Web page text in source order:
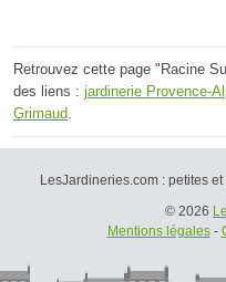
Retrouvez cette page "Racine
des liens : jardinerie Provence-
Grimaud.
LesJardineries.com : petites
© 2026
Mentions légales-